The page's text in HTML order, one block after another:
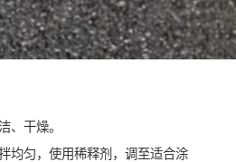
、干燥。
均匀，使用稀释剂，调至适合涂